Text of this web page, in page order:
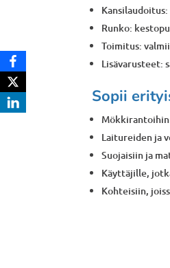
Runko:
Toimitus:
Lisävarusteet:
Sopii
Mökkirantoihin
Laitureiden ja
Suojaisiin ja
Käyttäjille,
Kohteisiin,